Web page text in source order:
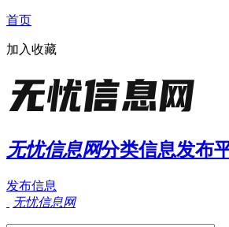
首页
加入收藏
无忧信息网分类信息发布
发布信息
无忧信息网